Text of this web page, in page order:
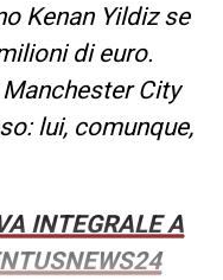
Kenan Yildiz se
di euro.
City
lui, comunque,
INTEGRALE A